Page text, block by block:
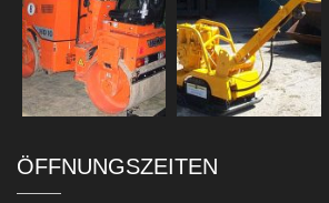
ÖFFNUNGSZEITEN